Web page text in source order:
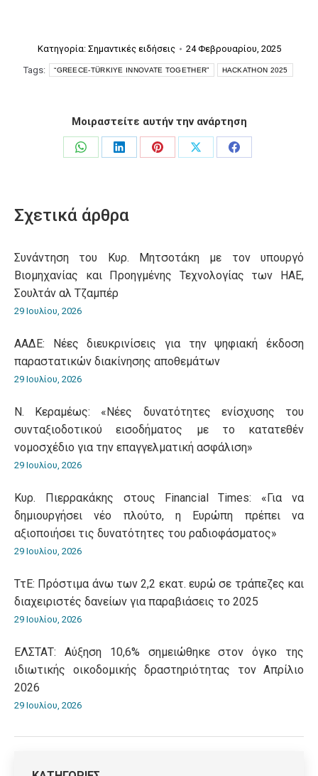
Κατηγορία: Σημαντικές ειδήσεις
24 Φεβρουαρίου, 2025
Tags:
“GREECE-TÜRKIYE INNOVATE TOGETHER” HACKATHON 2025
Μοιραστείτε αυτήν την ανάρτηση
Share
Share
Share
Share
Share
Σχετικά άρθρα
Συνάντηση του Κυρ. Μητσοτάκη με τον υπουργό
Βιομηχανίας και Προηγμένης Τεχνολογίας των ΗΑΕ,
Σουλτάν αλ Τζαμπέρ
29 Ιουλίου, 2026
ΑΑΔΕ: Νέες διευκρινίσεις για την ψηφιακή έκδοση
παραστατικών διακίνησης αποθεμάτων
29 Ιουλίου, 2026
Ν. Κεραμέως: «Νέες δυνατότητες ενίσχυσης του
συνταξιοδοτικού εισοδήματος με το κατατεθέν
νομοσχέδιο για την επαγγελματική ασφάλιση»
29 Ιουλίου, 2026
Κυρ. Πιερρακάκης στους Financial Times: «Για να
δημιουργήσει νέο πλούτο, η Ευρώπη πρέπει να
αξιοποιήσει τις δυνατότητες του ραδιοφάσματος»
29 Ιουλίου, 2026
ΤτΕ: Πρόστιμα άνω των 2,2 εκατ. ευρώ σε τράπεζες και
διαχειριστές δανείων για παραβιάσεις το 2025
29 Ιουλίου, 2026
ΕΛΣΤΑΤ: Αύξηση 10,6% σημειώθηκε στον όγκο της
ιδιωτικής οικοδομικής δραστηριότητας τον Απρίλιο
2026
29 Ιουλίου, 2026